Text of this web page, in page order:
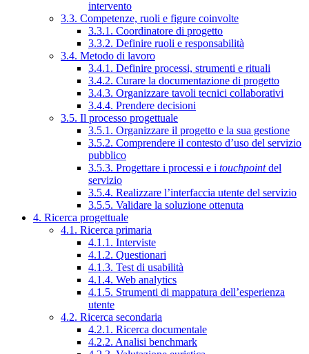
intervento
3.3. Competenze, ruoli e figure coinvolte
3.3.1. Coordinatore di progetto
3.3.2. Definire ruoli e responsabilità
3.4. Metodo di lavoro
3.4.1. Definire processi, strumenti e rituali
3.4.2. Curare la documentazione di progetto
3.4.3. Organizzare tavoli tecnici collaborativi
3.4.4. Prendere decisioni
3.5. Il processo progettuale
3.5.1. Organizzare il progetto e la sua gestione
3.5.2. Comprendere il contesto d’uso del servizio
pubblico
3.5.3. Progettare i processi e i touchpointdel
servizio
3.5.4. Realizzare l’interfaccia utente del servizio
3.5.5. Validare la soluzione ottenuta
4. Ricerca progettuale
4.1. Ricerca primaria
4.1.1. Interviste
4.1.2. Questionari
4.1.3. Test di usabilità
4.1.4. Web analytics
4.1.5. Strumenti di mappatura dell’esperienza
utente
4.2. Ricerca secondaria
4.2.1. Ricerca documentale
4.2.2. Analisi benchmark